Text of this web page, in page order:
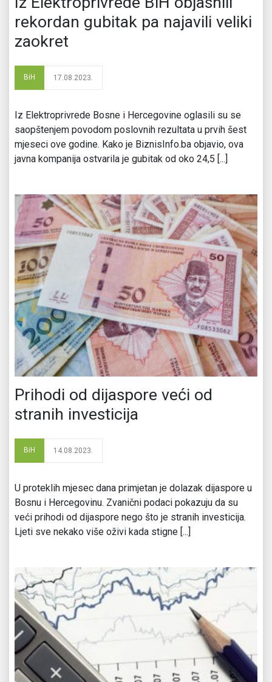
rekordan gubitak pa najavili veliki
zaokret
BiH 17.08.2023.
Iz Elektroprivrede Bosne i Hercegovine oglasili su se
saopštenjem povodom poslovnih rezultata u prvih šest
mjeseci ove godine. Kako je BiznisInfo.ba objavio, ova
javna kompanija ostvarila je gubitak od oko 24,5 [...]
Prihodi od dijaspore veći od
stranih investicija
BiH 14.08.2023.
U proteklih mjesec dana primjetan je dolazak dijaspore u
Bosnu i Hercegovinu. Zvanični podaci pokazuju da su
veći prihodi od dijaspore nego što je stranih investicija.
Ljeti sve nekako više oživi kada stigne [...]